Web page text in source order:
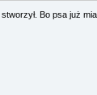
Bo psa już